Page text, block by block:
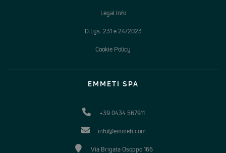
Legal Info
D.Lgs. 231 e 24/2023
Cookie Policy
EMMETI SPA
+39 0434 567911
info@emmeti.com
Via Brigata Osoppo 166